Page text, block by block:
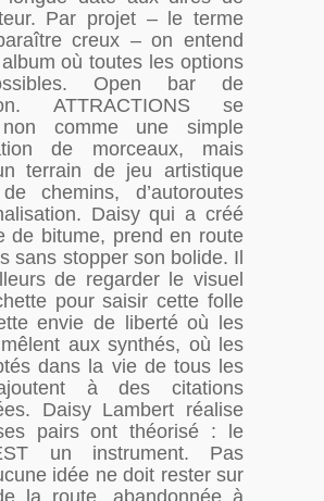
Par projet – le terme
creux – on entend
où toutes les options
Open bar de
ATTRACTIONS se
comme une simple
de morceaux, mais
terrain de jeu artistique
chemins, d’autoroutes
Daisy qui a créé
de bitume, prend en route
sans stopper son bolide. Il
de regarder le visuel
pour saisir cette folle
envie de liberté où les
aux synthés, où les
dans la vie de tous les
à des citations
Daisy Lambert réalise
pairs ont théorisé : le
un instrument. Pas
idée ne doit rester sur
la route, abandonnée à